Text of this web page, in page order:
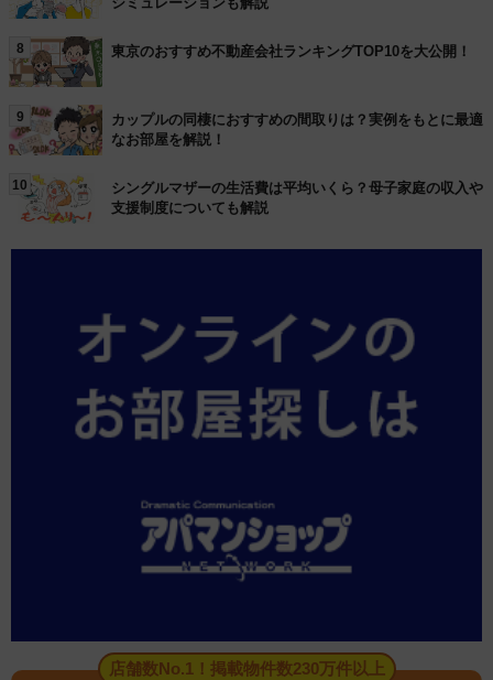
8 東京のおすすめ不動産会社ランキングTOP10を大公開！
9
カップルの同棲におすすめの間取りは？実例をもとに最適
なお部屋を解説！
10
シングルマザーの生活費は平均いくら？母子家庭の収入や
支援制度についても解説
店舗数No.1！掲載物件数230万件以上